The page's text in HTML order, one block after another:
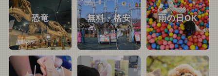
恐竜 無料・格安 雨の日OK